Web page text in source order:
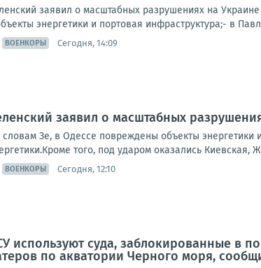
заявил о масштабных разрушениях на
энергетики и портовая инфраструктура;- в
ВОЕНКОРЫ Сегодня, 14:09
заявил о масштабных
словам Зе, в Одессе повреждены объекты
того, под ударом оказались Киевская,
ВОЕНКОРЫ Сегодня, 12:10
используют суда, заблокированные в
по акватории Черного моря,